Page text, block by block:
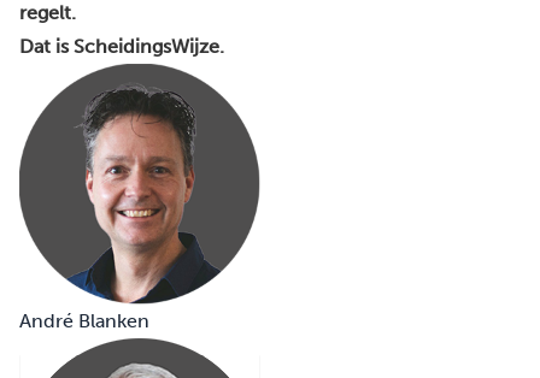
regelt.
Dat is ScheidingsWijze.
André Blanken